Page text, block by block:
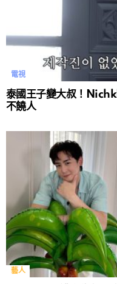
電視
泰國王子變大叔！
不饒人
藝人